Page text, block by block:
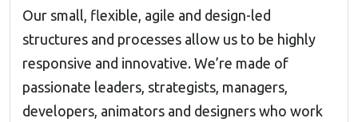
Our small, flexible, agile and design-led
structures and processes allow us to be highly
responsive and innovative. We’re made of
passionate leaders, strategists, managers,
developers, animators and designers who work